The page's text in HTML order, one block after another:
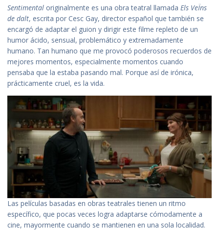
Sentimental originalmente es una obra teatral llamada Els VeÏns
de dalt, escrita por Cesc Gay, director español que también se
encargó de adaptar el guion y dirigir este filme repleto de un
humor ácido, sensual, problemático y extremadamente
humano. Tan humano que me provocó poderosos recuerdos de
mejores momentos, especialmente momentos cuando
pensaba que la estaba pasando mal. Porque así de irónica,
prácticamente cruel, es la vida.
Las películas basadas en obras teatrales tienen un ritmo
específico, que pocas veces logra adaptarse cómodamente a
cine, mayormente cuando se mantienen en una sola localidad.